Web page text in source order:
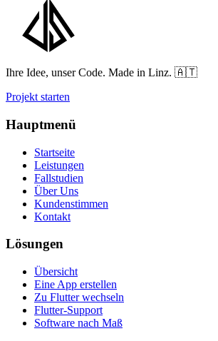
Ihre Idee, unser Code. Made in Linz. 🇦🇹
Projekt starten
Hauptmenü
Startseite
Leistungen
Fallstudien
Über Uns
Kundenstimmen
Kontakt
Lösungen
Übersicht
Eine App erstellen
Zu Flutter wechseln
Flutter-Support
Software nach Maß